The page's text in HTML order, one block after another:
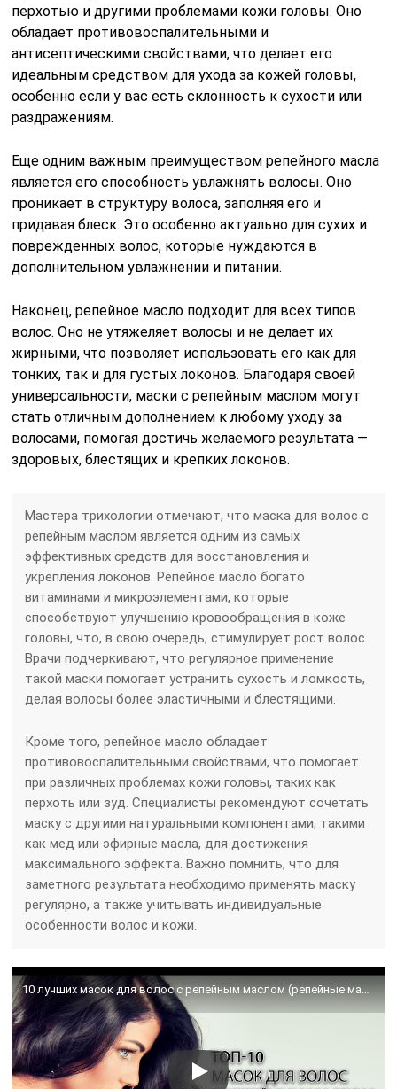
перхотью и другими проблемами кожи головы. Оно
обладает противовоспалительными и
антисептическими свойствами, что делает его
идеальным средством для ухода за кожей головы,
особенно если у вас есть склонность к сухости или
раздражениям.
Еще одним важным преимуществом репейного масла
является его способность увлажнять волосы. Оно
проникает в структуру волоса, заполняя его и
придавая блеск. Это особенно актуально для сухих и
поврежденных волос, которые нуждаются в
дополнительном увлажнении и питании.
Наконец, репейное масло подходит для всех типов
волос. Оно не утяжеляет волосы и не делает их
жирными, что позволяет использовать его как для
тонких, так и для густых локонов. Благодаря своей
универсальности, маски с репейным маслом могут
стать отличным дополнением к любому уходу за
волосами, помогая достичь желаемого результата —
здоровых, блестящих и крепких локонов.
Мастера трихологии отмечают, что маска для волос с
репейным маслом является одним из самых
эффективных средств для восстановления и
укрепления локонов. Репейное масло богато
витаминами и микроэлементами, которые
способствуют улучшению кровообращения в коже
головы, что, в свою очередь, стимулирует рост волос.
Врачи подчеркивают, что регулярное применение
такой маски помогает устранить сухость и ломкость,
делая волосы более эластичными и блестящими.
Кроме того, репейное масло обладает
противовоспалительными свойствами, что помогает
при различных проблемах кожи головы, таких как
перхоть или зуд. Специалисты рекомендуют сочетать
маску с другими натуральными компонентами, такими
как мед или эфирные масла, для достижения
максимального эффекта. Важно помнить, что для
заметного результата необходимо применять маску
регулярно, а также учитывать индивидуальные
особенности волос и кожи.